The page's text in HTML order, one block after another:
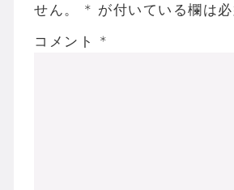
せん。
* が付いている欄は
コメント *